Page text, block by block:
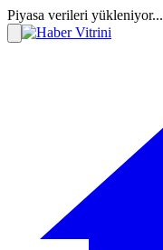
Piyasa verileri yükleniyor...